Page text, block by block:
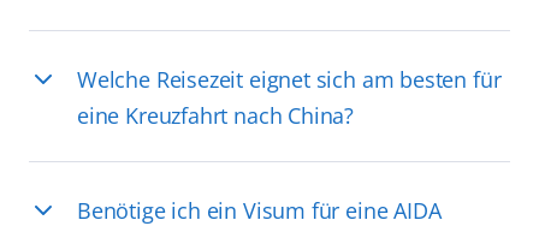
Welche Reisezeit eignet sich am besten für
eine Kreuzfahrt nach China?
Benötige ich ein Visum für eine AIDA